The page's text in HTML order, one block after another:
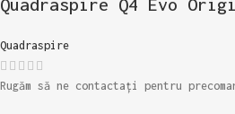
Quadraspire
Rugăm să ne contactați pentru